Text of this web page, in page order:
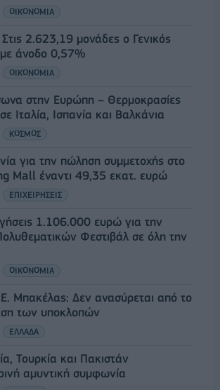
ΟΙΚΟΝΟΜΙΑ
Στις 2.623,19 μονάδες ο Γενικός
με άνοδο 0,57%
ΟΙΚΟΝΟΜΙΑ
στην Ευρώπη – Θερμοκρασίες
Ιταλία, Ισπανία και Βαλκάνια
ΚΟΣΜΟΣ
για την πώληση συμμετοχής στο
Mall έναντι 49,35 εκατ. ευρώ
ΕΠΙΧΕΙΡΗΣΕΙΣ
1.106.000 ευρώ για την
Φεστιβάλ σε όλη την
ΟΙΚΟΝΟΜΙΑ
Μπακέλας: Δεν ανασύρεται από το
των υποκλοπών
ΕΛΛΑΔΑ
Τουρκία και Πακιστάν
αμυντική συμφωνία